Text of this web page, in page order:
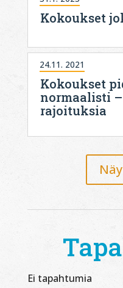
Kokoukset
Kokoukset
normaalisti
rajoituksia
24.11. 2021
Ei tapahtumia